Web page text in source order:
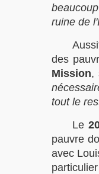
ruine de
des
Mission,
tout le
Le
pauvre
avec